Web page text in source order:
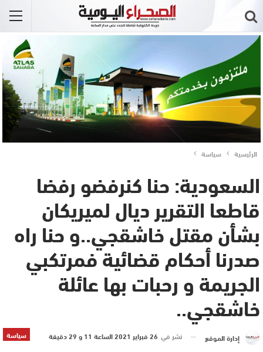
الرئيسية سياسة
السعودية: حنا كنرفضو رفضا
قاطعا التقرير ديال لميريكان
بشأن مقتل خاشقجي..و حنا راه
صدرنا أحكام قضائية فمرتكبي
الجريمة و رحبات بها عائلة
خاشقجي..
سياسة إدارة الموقع نشر في 26 فبراير 2021 الساعة 11 و 29 دقيقة